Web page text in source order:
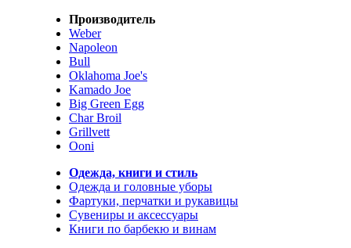
Производитель
Weber
Napoleon
Bull
Oklahoma Joe's
Kamado Joe
Big Green Egg
Char Broil
Grillvett
Ooni
Одежда, книги и стиль
Одежда и головные уборы
Фартуки, перчатки и рукавицы
Сувениры и аксессуары
Книги по барбекю и винам